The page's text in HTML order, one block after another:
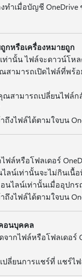
งทําเมื่อบัญชี
กหรือเครื่องหมายถูก
ท่านั้น ไฟล์จะดาวน์โ
ามารถเปิดไฟล์ที่พร้อ
สามารถเปลี่ยนไฟล์ก
ถึงไฟล์ได้ตามใจบน
ฟล์หรือโฟลเดอร์
ลน์เท่านั้นจะไม่กินเนื้
นไลน์เท่านั้นเมื่ออุปก
ถึงไฟล์ได้ตามใจบน
อนบุคคล
ากไฟล์หรือโฟลเดอร์
ปลี่ยนการแชร์ที่ แชร์ไ